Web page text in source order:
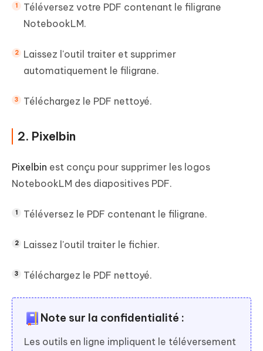
Téléversez votre PDF contenant le filigrane
NotebookLM.
Laissez l'outil traiter et supprimer
automatiquement le filigrane.
Téléchargez le PDF nettoyé.
2. Pixelbin
Pixelbin est conçu pour supprimer les logos
NotebookLM des diapositives PDF.
Téléversez le PDF contenant le filigrane.
Laissez l'outil traiter le fichier.
Téléchargez le PDF nettoyé.
Note sur la confidentialité :
Les outils en ligne impliquent le téléversement